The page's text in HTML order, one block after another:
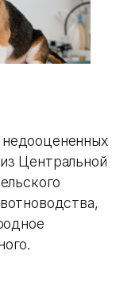
Центральной